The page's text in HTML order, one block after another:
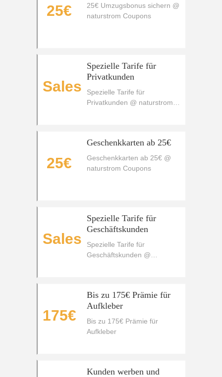
25€
25€ Umzugsbonus sichern @
naturstrom Coupons
Sales
Spezielle Tarife für
Privatkunden
Spezielle Tarife für
Privatkunden @ naturstrom
25€
Geschenkkarten ab 25€
Geschenkkarten ab 25€ @
naturstrom Coupons
Sales
Spezielle Tarife für
Geschäftskunden
Spezielle Tarife für
Geschäftskunden @
175€
Bis zu 175€ Prämie für
Aufkleber
Bis zu 175€ Prämie für
Aufkleber
Kunden werben und